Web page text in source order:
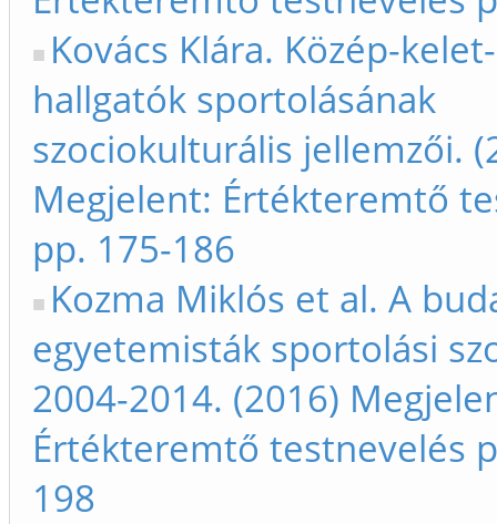
Kovács Klára. Közép-
hallgatók sportolásának
szociokulturális jellemzői.
Megjelent: Értékteremtő
pp. 175-186
Kozma Miklós et al. A
egyetemisták sportolási
2004-2014. (2016)
Értékteremtő testnevelés
198